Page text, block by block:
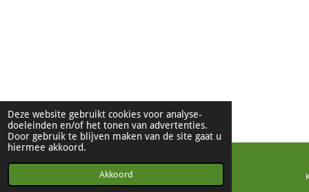
Deze website gebruikt cookies voor analyse-
doeleinden en/of het tonen van advertenties.
Door gebruik te blijven maken van de site gaat u
hiermee akkoord.
Akkoord